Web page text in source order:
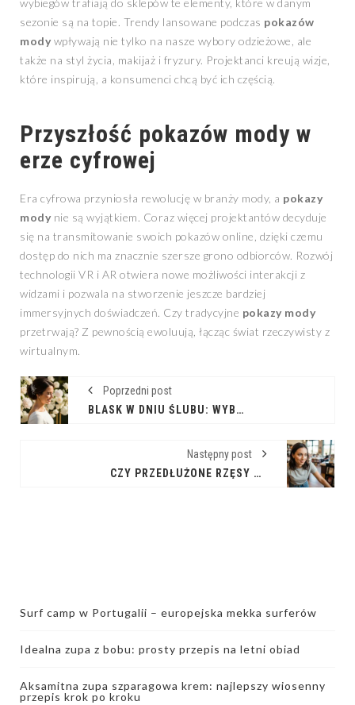
wybiegów trafiają do sklepów te elementy, które w danym
sezonie są na topie. Trendy lansowane podczas pokazów
mody wpływają nie tylko na nasze wybory odzieżowe, ale
także na styl życia, makijaż i fryzury. Projektanci kreują wizje,
które inspirują, a konsumenci chcą być ich częścią.
Przyszłość pokazów mody w
erze cyfrowej
Era cyfrowa przyniosła rewolucję w branży mody, a pokazy
mody nie są wyjątkiem. Coraz więcej projektantów decyduje
się na transmitowanie swoich pokazów online, dzięki czemu
dostęp do nich ma znacznie szersze grono odbiorców. Rozwój
technologii VR i AR otwiera nowe możliwości interakcji z
widzami i pozwala na stworzenie jeszcze bardziej
immersyjnych doświadczeń. Czy tradycyjne pokazy mody
przetrwają? Z pewnością ewoluują, łącząc świat rzeczywisty z
wirtualnym.
Poprzedni post
BLASK W DNIU ŚLUBU: WYBIERZ IDEALNE OZDOBY DO WŁOSÓW
Następny post
CZY PRZEDŁUŻONE RZĘSY PASUJĄ DO CODZIENNEJ STYLIZACJI?
Surf camp w Portugalii – europejska mekka surferów
Idealna zupa z bobu: prosty przepis na letni obiad
Aksamitna zupa szparagowa krem: najlepszy wiosenny
przepis krok po kroku